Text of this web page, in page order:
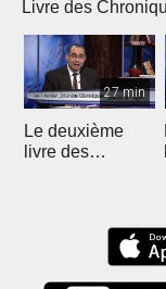
Livre des
27 min
Le deuxième
livre des